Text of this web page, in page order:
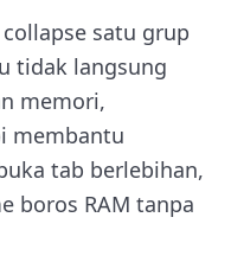
satu grup
tidak langsung
memori,
membantu
tab berlebihan,
boros RAM tanpa